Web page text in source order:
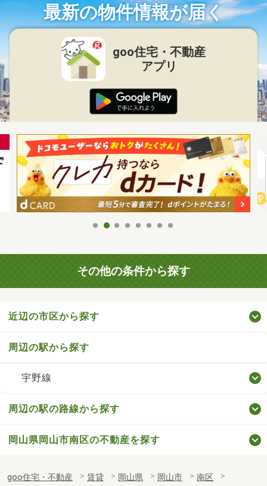
最新の物件情報が届く
goo住宅・不動産
アプリ
その他の条件から探す
近辺の市区から探す
周辺の駅から探す
宇野線
周辺の駅の路線から探す
岡山県岡山市南区の不動産を探す
goo住宅・不動産 賃貸 岡山県 岡山市
南区